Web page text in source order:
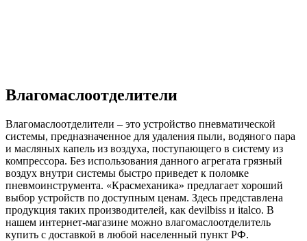
Влагомаслоотделители
Влагомаслоотделители – это устройство пневматической
системы, предназначенное для удаления пыли, водяного пара
и масляных капель из воздуха, поступающего в систему из
компрессора. Без использования данного агрегата грязный
воздух внутри системы быстро приведет к поломке
пневмоинструмента. «Красмеханика» предлагает хороший
выбор устройств по доступным ценам. Здесь представлена
продукция таких производителей, как devilbiss и italco. В
нашем интернет-магазине можно влагомаслоотделитель
купить с доставкой в любой населенный пункт РФ.